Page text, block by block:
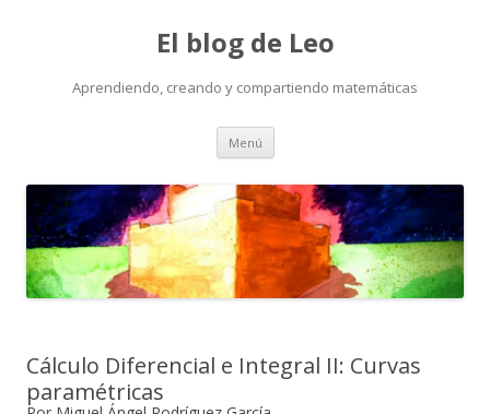
El blog de Leo
Aprendiendo, creando y compartiendo matemáticas
Menú Saltar
contenido
Cálculo Diferencial e Integral II: Curvas
paramétricas